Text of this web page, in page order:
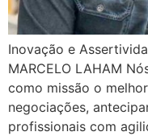
Inovação e
MARCELO LAHAM
como missão o
negociações,
profissionais com